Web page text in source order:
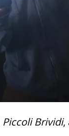
Piccoli Brividi,